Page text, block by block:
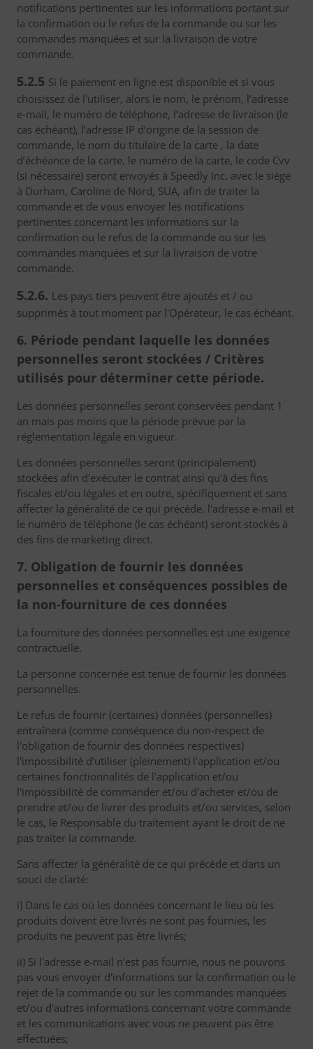
notifications pertinentes sur les informations portant sur
la confirmation ou le refus de la commande ou sur les
commandes manquées et sur la livraison de votre
commande.
5.2.5 Si le paiement en ligne est disponible et si vous
choisissez de l'utiliser, alors le nom, le prénom, l’adresse
e-mail, le numéro de téléphone, l’adresse de livraison (le
cas échéant), l’adresse IP d’origine de la session de
commande, le nom du titulaire de la carte , la date
d’échéance de la carte, le numéro de la carte, le code Cvv
(si nécessaire) seront envoyés à Speedly Inc. avec le siège
à Durham, Caroline de Nord, SUA, afin de traiter la
commande et de vous envoyer les notifications
pertinentes concernant les informations sur la
confirmation ou le refus de la commande ou sur les
commandes manquées et sur la livraison de votre
commande.
5.2.6. Les pays tiers peuvent être ajoutés et / ou
supprimés à tout moment par l'Opérateur, le cas échéant.
6. Période pendant laquelle les données
personnelles seront stockées / Critères
utilisés pour déterminer cette période.
Les données personnelles seront conservées pendant 1
an mais pas moins que la période prévue par la
réglementation légale en vigueur.
Les données personnelles seront (principalement)
stockées afin d'exécuter le contrat ainsi qu'à des fins
fiscales et/ou légales et en outre, spécifiquement et sans
affecter la généralité de ce qui précède, l'adresse e-mail et
le numéro de téléphone (le cas échéant) seront stockés à
des fins de marketing direct.
7. Obligation de fournir les données
personnelles et conséquences possibles de
la non-fourniture de ces données
La fourniture des données personnelles est une exigence
contractuelle.
La personne concernée est tenue de fournir les données
personnelles.
Le refus de fournir (certaines) données (personnelles)
entraînera (comme conséquence du non-respect de
l'obligation de fournir des données respectives)
l'impossibilité d'utiliser (pleinement) l'application et/ou
certaines fonctionnalités de l'application et/ou
l'impossibilité de commander et/ou d'acheter et/ou de
prendre et/ou de livrer des produits et/ou services, selon
le cas, le Responsable du traitement ayant le droit de ne
pas traiter la commande.
Sans affecter la généralité de ce qui précède et dans un
souci de clarté:
i) Dans le cas où les données concernant le lieu où les
produits doivent être livrés ne sont pas fournies, les
produits ne peuvent pas être livrés;
ii) Si l'adresse e-mail n'est pas fournie, nous ne pouvons
pas vous envoyer d'informations sur la confirmation ou le
rejet de la commande ou sur les commandes manquées
et/ou d'autres informations concernant votre commande
et les communications avec vous ne peuvent pas être
effectuées;